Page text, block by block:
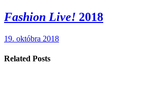
Fashion Live! 2018
19. októbra 2018
Related Posts